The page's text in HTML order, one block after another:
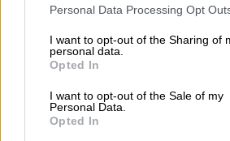
Personal Data Processing Opt
I want to opt-out of the Sharing of
personal data.
Opted In
I want to opt-out of the Sale of my
Personal Data.
Opted In
por lo que el S21 FE usa la
tecnología.
Ambos teléfonos tienen
para resistencia al polvo y al